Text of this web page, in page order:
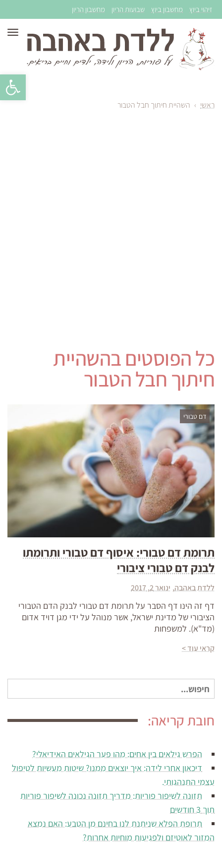
זיהוי ביוץ מחשבון ביוץ שבועות הריון מחשבון הריון
ראשי › השהיית חיתוך חבל הטבור
כל הפוסטים בהשהיית
חיתוך חבל הטבור
דם טבורי
תרומת דם טבורי: איסוף דם טבורי ותרומתו
לבנק דם טבורי ציבורי
ללדת באהבה ינואר 2, 2017
דף זה הינו דף הסבר על תרומת דם טבורי לבנק הדם הטבורי
הציבורי של מדינת ישראל, אשר מנוהל על ידי מגן דויד אדום
(מד"א). למשפחות
קראי עוד >
חיפוש
עבור:
חובת קריאה:
הפרש גילאים בין אחים: מהו פער הגילאים האידיאלי?
דיכאון אחרי לידה: איך יוצאים ממנו? שיטות מעשיות לטיפול
עצמי התנהגותי.
תזונה לשיפור פוריות: מדריך תזונה נכונה לשיפור פוריות
תוך 3 חודשים
תרופת הפלא שניתנת לנו בחינם מן הטבע: האם נמצא
המזור לאוטיזם ולפגיעות מוחיות אחרות?
פתח